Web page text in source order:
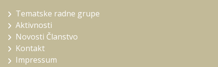
Tematske radne grupe
Aktivnosti
Novosti Članstvo
Kontakt
Impressum